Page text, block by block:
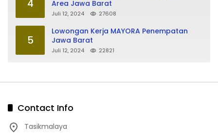
4
Area Jawa Barat
Juli 12, 2024 27608
5
Lowongan Kerja MAYORA Penempatan
Jawa Barat
Juli 12, 2024 22821
Contact Info
Tasikmalaya